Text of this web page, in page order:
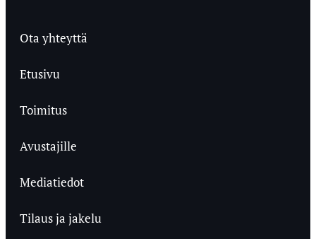
Ota yhteyttä
Etusivu
Toimitus
Avustajille
Mediatiedot
Tilaus ja jakelu